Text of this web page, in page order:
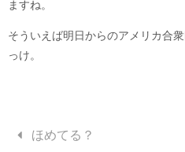
ますね。
そういえば明日からのアメリカ合
っけ。
ほめてる？